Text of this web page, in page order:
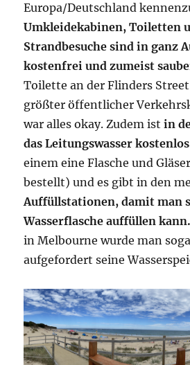
Europa/Deutschland
Umkleidekabinen, Toiletten
Strandbesuche sind in ganz
kostenfrei und zumeist
Toilette an der Flinders
größter öffentlicher
war alles okay. Zudem istin
das Leitungswasser kostenlos
einem eine Flasche und
bestellt) und es gibt in den
Auffüllstationen, damit man
Wasserflasche auffüllen kann.
in Melbourne wurde man
aufgefordert seine